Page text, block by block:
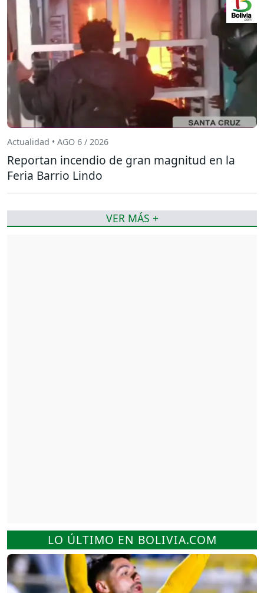
LO ÚLTIMO EN BOLIVIA.COM
Actualidad • AGO 6 / 2026
Reportan incendio de gran magnitud en la
Feria Barrio Lindo
VER MÁS +